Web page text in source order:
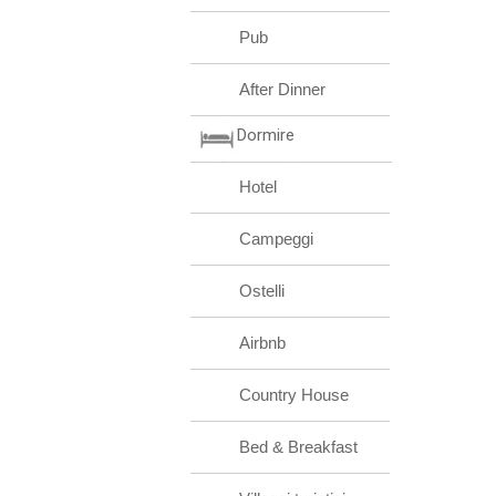
Pub
After Dinner
Dormire
Hotel
Campeggi
Ostelli
Airbnb
Country House
Bed & Breakfast